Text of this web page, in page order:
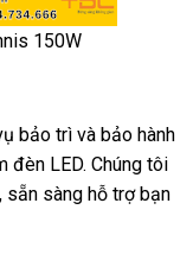
150W
bảo trì và bảo hành
đèn LED. Chúng tôi
sẵn sàng hỗ trợ bạn